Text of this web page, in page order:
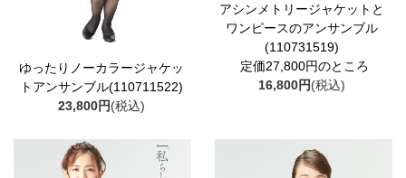
ゆったりノーカラージャケッ
トアンサンブル(110711522)
23,800円(税込)
アシンメトリージャケットと
ワンピースのアンサンブル
(110731519)
定価27,800円のところ
16,800円(税込)